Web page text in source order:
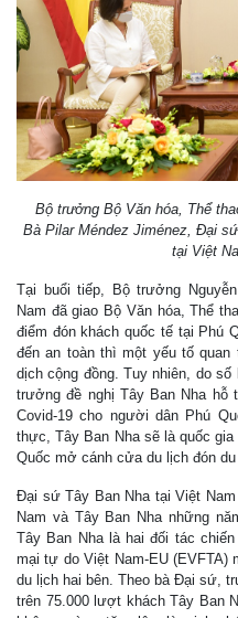
Bộ trưởng Bộ Văn hóa, Thể
Bà Pilar Méndez Jiménez, Đại
tại Việt
Tại buổi tiếp, Bộ trưởng
Nam đã giao Bộ Văn hóa, Thể
điểm đón khách quốc tế tại Phú
đến an toàn thì một yếu tố
dịch cộng đồng. Tuy nhiên, do
trưởng đề nghị Tây Ban Nha hỗ
Covid-19 cho người dân Phú
thực, Tây Ban Nha sẽ là quốc
Quốc mở cánh cửa du lịch đón
Đại sứ Tây Ban Nha tại Việt
Nam và Tây Ban Nha những
Tây Ban Nha là hai đối tác
mại tự do Việt Nam-EU (EVFTA)
du lịch hai bên. Theo bà Đại sứ,
trên 75.000 lượt khách Tây Ban